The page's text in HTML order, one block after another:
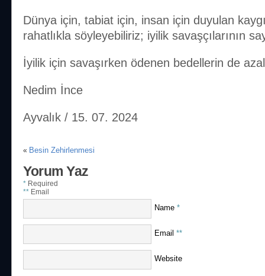
Dünya için, tabiat için, insan için duyulan
rahatlıkla söyleyebiliriz; iyilik savaşçılarının
İyilik için savaşırken ödenen bedellerin de
Nedim İnce
Ayvalık / 15. 07. 2024
« Besin Zehirlenmesi
Yorum Yaz
* Required
** Email
Name *
Email **
Website